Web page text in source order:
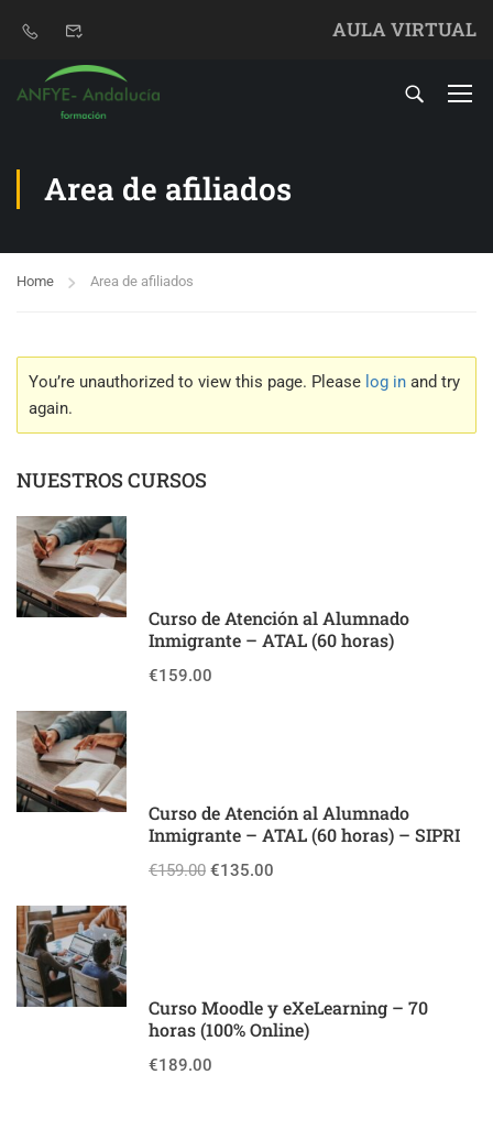
AULA VIRTUAL
Area de afiliados
Home Area de afiliados
You’re unauthorized to view this page. Please log in and try
again.
NUESTROS CURSOS
Curso de Atención al Alumnado
Inmigrante – ATAL (60 horas)
€159.00
Curso de Atención al Alumnado
Inmigrante – ATAL (60 horas) – SIPRI
€159.00 €135.00
Curso Moodle y eXeLearning – 70
horas (100% Online)
€189.00